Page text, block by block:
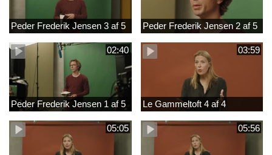
Peder Frederik Jensen 3 af 5 Peder Frederik Jensen 2 af 5
02:40
Peder Frederik Jensen 1 af 5
03:59
Le Gammeltoft 4 af 4
05:05 05:56